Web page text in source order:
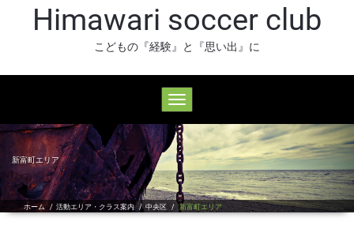
Himawari soccer club
こどもの『経験』と『思い出』に
ナ
ビ
ゲ
ー
シ
ョ
ン
を
切
新富町エリア
ホーム/ 活動エリア・クラス案内/中央区 / 新富町エリア